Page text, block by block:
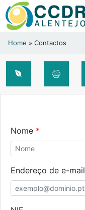
Home » Contactos
Nome
Endereço de e-mail